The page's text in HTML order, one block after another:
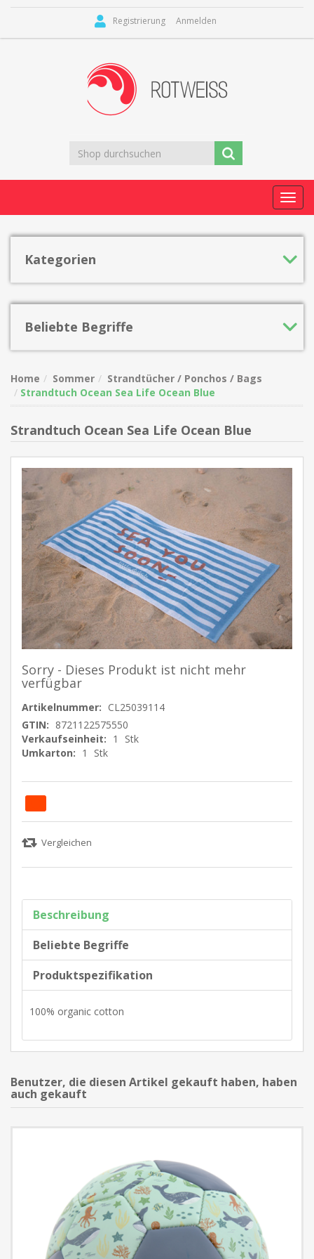
Registrierung Anmelden
Kategorien
Beliebte Begriffe
Home Sommer
Strandtücher / Ponchos / Bags
Strandtuch Ocean Sea Life Ocean Blue
Strandtuch Ocean Sea Life Ocean Blue
Sorry - Dieses Produkt ist nicht mehr
verfügbar
Artikelnummer: CL25039114
GTIN: 8721122575550
Verkaufseinheit: 1
Stk
Umkarton: 1 Stk
Beschreibung
Beliebte Begriffe
Produktspezifikation
100% organic cotton
Benutzer, die diesen Artikel gekauft haben, haben
auch gekauft